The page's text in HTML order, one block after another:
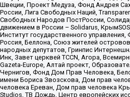
Швеции, Проект Медуза, Фонд Андрея
России, Лига Свободных Наций,
Свободных Народов ПостРоссии,
движением в России – Solidarus,
Институт государственного
Россия, Беллона, Союз жителей
народных депутатов, Гринпис
Инк, Завет церквей TCCN, Агора,
Gazeta-Europe, Алтай проект,
Чернигов, Фонд Дом Прав Человека,
имени Бориса Звозскова, Дом прав
человека Ереван, Дом прав человека
Studios, ТВ Дождь, Центр европейских